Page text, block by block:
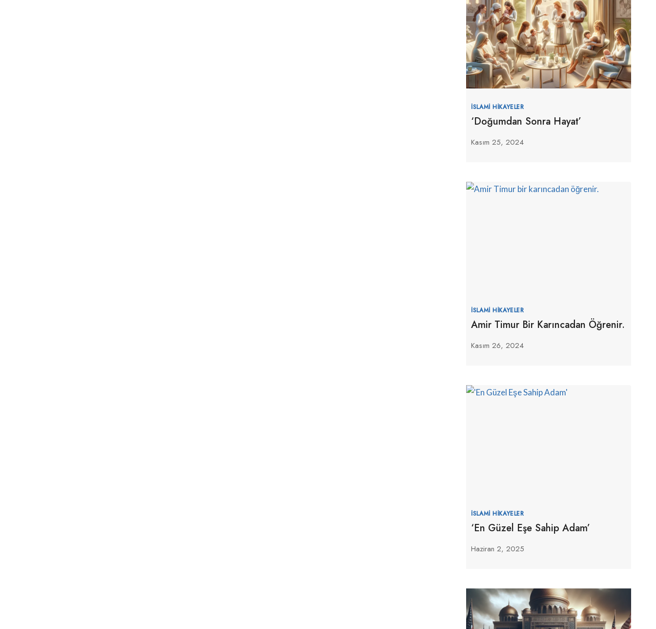
İSLAMI HIKAYELER
‘Doğumdan Sonra Hayat’
Kasım 25, 2024
İSLAMI HIKAYELER
Amir Timur Bir Karıncadan Öğrenir.
Kasım 26, 2024
İSLAMI HIKAYELER
‘En Güzel Eşe Sahip Adam’
Haziran 2, 2025